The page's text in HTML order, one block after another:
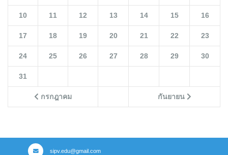
กรกฎาคม กันยายน
10 11 12 13 14 15 16
17 18 19 20 21 22 23
24 25 26 27 28 29 30
31
sipv.edu@gmail.com